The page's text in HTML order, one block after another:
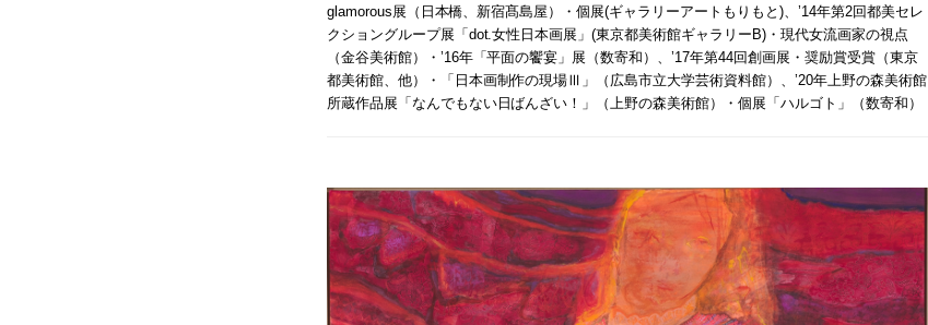
glamorous展（日本橋、新宿髙島屋）・個展(ギャラリーアートもりもと)、’14年第2回都美セレ
クショングループ展「dot.女性日本画展」(東京都美術館ギャラリーB)・現代女流画家の視点
（金谷美術館）・’16年「平面の饗宴」展（数寄和）、’17年第44回創画展・奨励賞受賞（東京
都美術館、他）・「日本画制作の現場Ⅲ」（広島市立大学芸術資料館）、’20年上野の森美術館
所蔵作品展「なんでもない日ばんざい！」（上野の森美術館）・個展「ハルゴト」（数寄和）